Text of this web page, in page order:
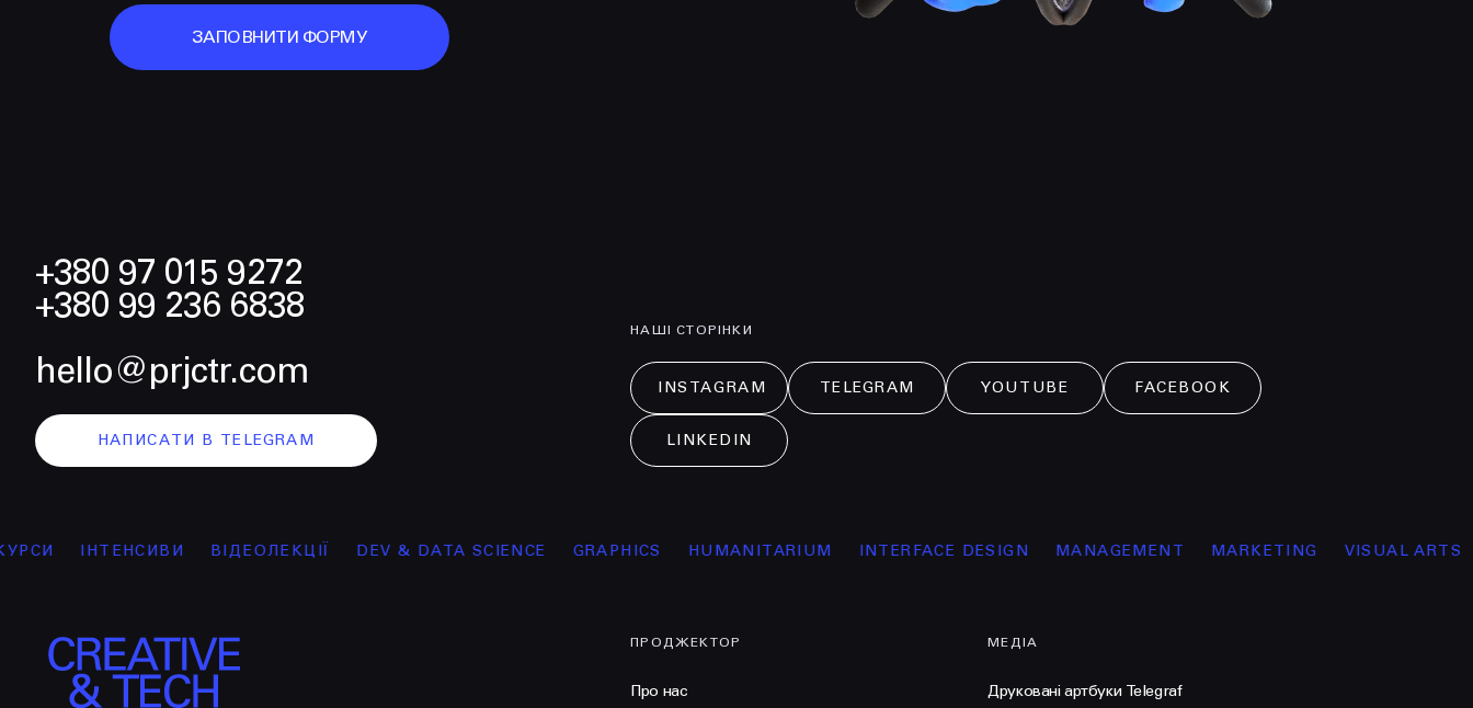
ЗАПОВНИТИ ФОРМУ
+380 97 015 9272
+380 99 236 6838
hello@prjctr.com
НАПИСАТИ В TELEGRAM
НАШІ СТОРІНКИ
INSTAGRAM TELEGRAM YOUTUBE FACEBOOK
LINKEDIN
ІНТЕНСИВИ ВІДЕОЛЕКЦІЇ DEV & DATA SCIENCE GRAPHICS HUMANITARIUM INTERFACE DESIGN MANAGEMENT MARKETING VISUAL ARTS
ПРОДЖЕКТОР
Про нас
МЕДІА
Друковані артбуки Telegraf